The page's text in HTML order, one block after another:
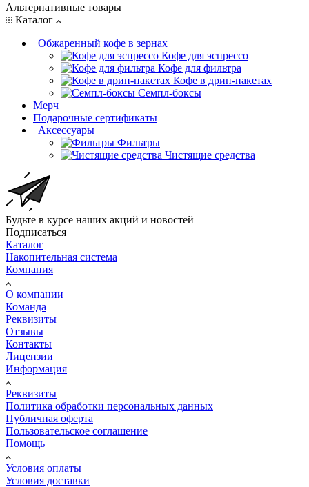
Альтернативные товары
Каталог
Обжаренный кофе в зернах
Кофе для эспрессо
Кофе для фильтра
Кофе в дрип-пакетах
Семпл-боксы
Мерч
Подарочные сертификаты
Аксессуары
Фильтры
Чистящие средства
Будьте в курсе наших акций и новостей
Подписаться
Каталог
Накопительная система
Компания
О компании
Команда
Реквизиты
Отзывы
Контакты
Лицензии
Информация
Реквизиты
Политика обработки персональных данных
Публичная оферта
Пользовательское соглашение
Помощь
Условия оплаты
Условия доставки